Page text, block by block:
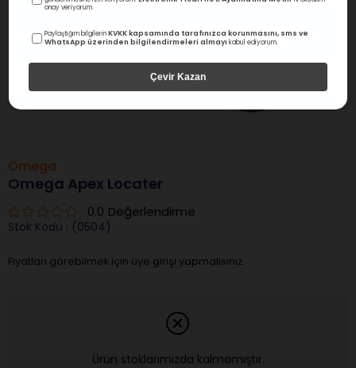
Omega
Omega Apex Locater
0.0 Değerlendirme
Stok Kodu (0504)
Fiyatları görebilmek için üye girişi yapmalısınız.
Ürün stoklarımızda kalmamıştır.
onay veriyorum.
Paylaştığım bilgilerinKVKK kapsamında tarafınızca korunmasını, sms ve
WhatsApp üzerinden bilgilendirmeleri almayı kabul ediyorum.
Çevir Kazan